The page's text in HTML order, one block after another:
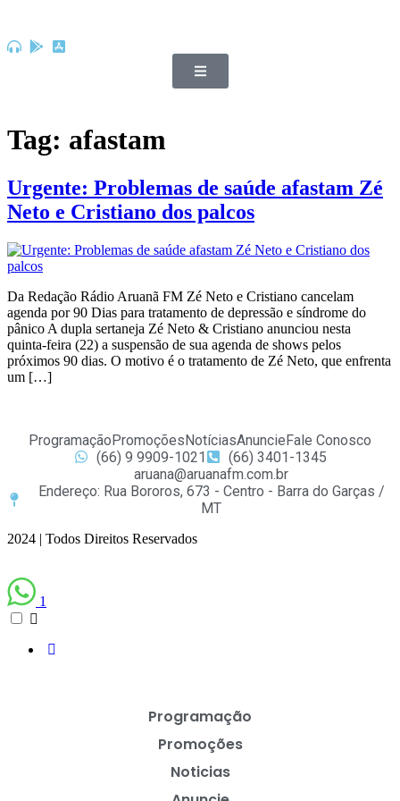
Tag: afastam
Urgente: Problemas de saúde afastam Zé
Neto e Cristiano dos palcos
Da Redação Rádio Aruanã FM Zé Neto e Cristiano cancelam
agenda por 90 Dias para tratamento de depressão e síndrome do
pânico A dupla sertaneja Zé Neto & Cristiano anunciou nesta
quinta-feira (22) a suspensão de sua agenda de shows pelos
próximos 90 dias. O motivo é o tratamento de Zé Neto, que enfrenta
um […]
ProgramaçãoPromoçõesNotíciasAnuncieFale Conosco
(66) 9 9909-1021
(66) 3401-1345
aruana@aruanafm.com.br
Endereço: Rua Bororos, 673 - Centro - Barra do Garças /
MT
2024 | Todos Direitos Reservados
1
Programação
Promoções
Noticias